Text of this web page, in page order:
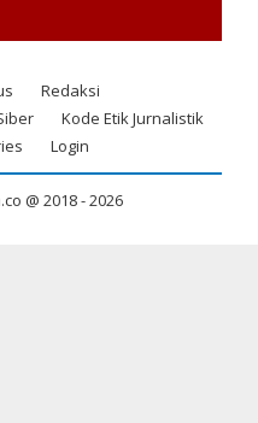
Redaksi
Kode Etik Jurnalistik
Login
@ 2018 -2026